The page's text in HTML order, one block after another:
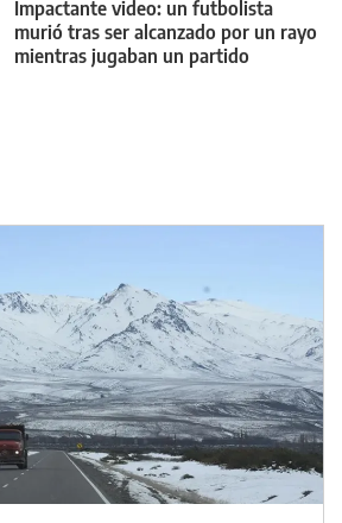
Impactante video: un futbolista
murió tras ser alcanzado por un rayo
mientras jugaban un partido